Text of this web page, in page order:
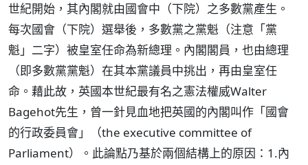
世紀開始，其內閣就由國會中（下院）之多數黨產生。
每次國會（下院）選舉後，多數黨之黨魁（注意「黨
魁」二字）被皇室任命為新總理。內閣閣員，也由總理
（即多數黨黨魁）在其本黨議員中挑出，再由皇室任
命。藉此故，英國本世紀最有名之憲法權威Walter
Bagehot先生，曾一針見血地把英國的內閣叫作「國會
的行政委員會」（the executive committee of
Parliament）。此論點乃基於兩個結構上的原因：1.內